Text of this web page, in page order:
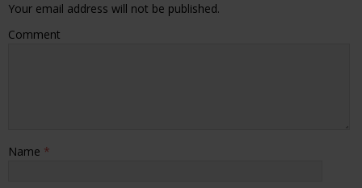
Your email address will not be published.
Comment
Name *